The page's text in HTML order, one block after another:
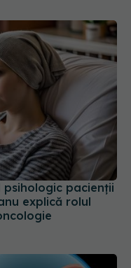
explică rolul